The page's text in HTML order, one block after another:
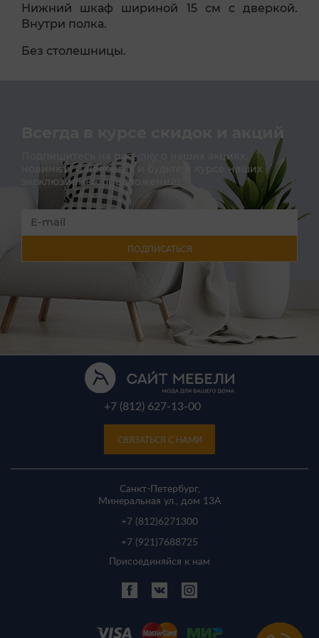
Нижний шкаф шириной 15 см с дверкой.
Внутри полка.
Без столешницы.
Всегда в курсе скидок и акций
Подпишитесь на расылку о наших акциях,
новинках и новостях и будьте в курсе наших
эксклюзивных предложений!
ПОДПИСАТЬСЯ
+7 (812) 627-13-00
СВЯЗАТЬСЯ С НАМИ
Санкт-Петербург,
Минеральная ул., дом 13A
+7 (812)6271300
+7 (921) 7688725
Присоединяйся к нам